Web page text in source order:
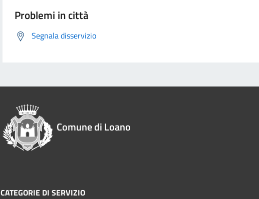
Problemi in città
Segnala disservizio
Comune di Loano
CATEGORIE DI SERVIZIO